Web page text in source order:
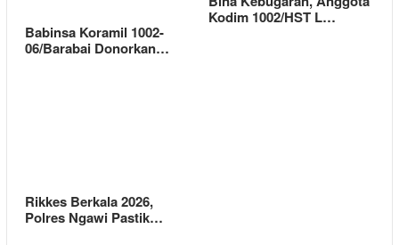
Babinsa Koramil 1002-
06/Barabai Donorkan…
Kodim 1002/HST L…
Rikkes Berkala 2026,
Polres Ngawi Pastik…